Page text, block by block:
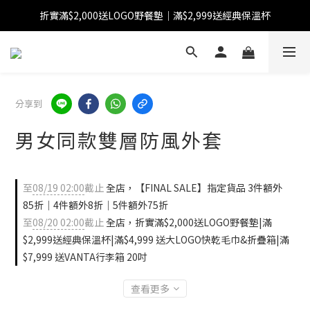
【FINAL SALE】指定商品低至38折
折實滿$2,000送LOGO野餐墊｜滿$2,999送經典保溫杯
【FINAL SALE】全單免運費
分享到
男女同款雙層防風外套
至08/19 02:00截止全店，【FINAL SALE】指定貨品 3件額外
85折｜4件額外8折｜5件額外75折
至08/20 02:00截止全店，折實滿$2,000送LOGO野餐墊|滿
$2,999送經典保溫杯|滿$4,999 送大LOGO快乾毛巾&折疊箱|滿
$7,999 送VANTA行李箱 20吋
查看更多